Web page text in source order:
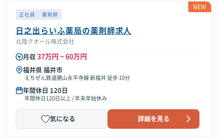
NEW
正社員 薬剤師
日之出らいふ薬局の薬剤師求人
北陸クオール株式会社
月収 37万円 ~ 60万円
福井県 福井市
えちぜん鉄道勝山永平寺線 新福井 徒歩 10分
年間休日 120日
年間休日120日以上 / 年末年始休み
気になる 詳細を見る